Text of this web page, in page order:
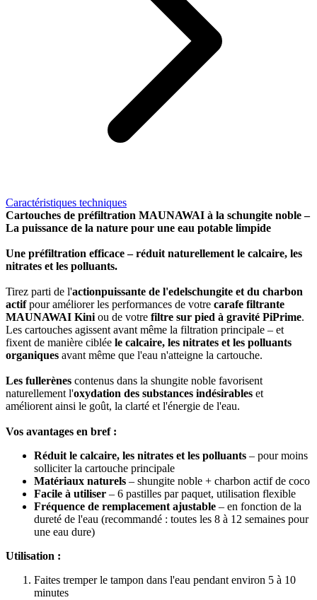
Caractéristiques techniques
Cartouches de préfiltration MAUNAWAI à la schungite noble –
La puissance de la nature pour une eau potable limpide
Une préfiltration efficace – réduit naturellement le calcaire, les
nitrates et les polluants.
Tirez parti de l'actionpuissante de l'edelschungite et du charbon
actifpour améliorer les performances de votre carafe filtrante
MAUNAWAI Kini ou de votre filtre sur pied à gravité PiPrime.
Les cartouches agissent avant même la filtration principale – et
fixent de manière ciblée le calcaire, les nitrates et les polluants
organiques avant même que l'eau n'atteigne la cartouche.
Les fullerènes contenus dans la shungite noble favorisent
naturellement l'oxydation des substances indésirables et
améliorent ainsi le goût, la clarté et l'énergie de l'eau.
Vos avantages en bref :
Réduit le calcaire, les nitrates et les polluants – pour moins
solliciter la cartouche principale
Matériaux naturels – shungite noble + charbon actif de coco
Facile à utiliser – 6 pastilles par paquet, utilisation flexible
Fréquence de remplacement ajustable – en fonction de la
dureté de l'eau (recommandé : toutes les 8 à 12 semaines pour
une eau dure)
Utilisation :
Faites tremper le tampon dans l'eau pendant environ 5 à 10
minutes